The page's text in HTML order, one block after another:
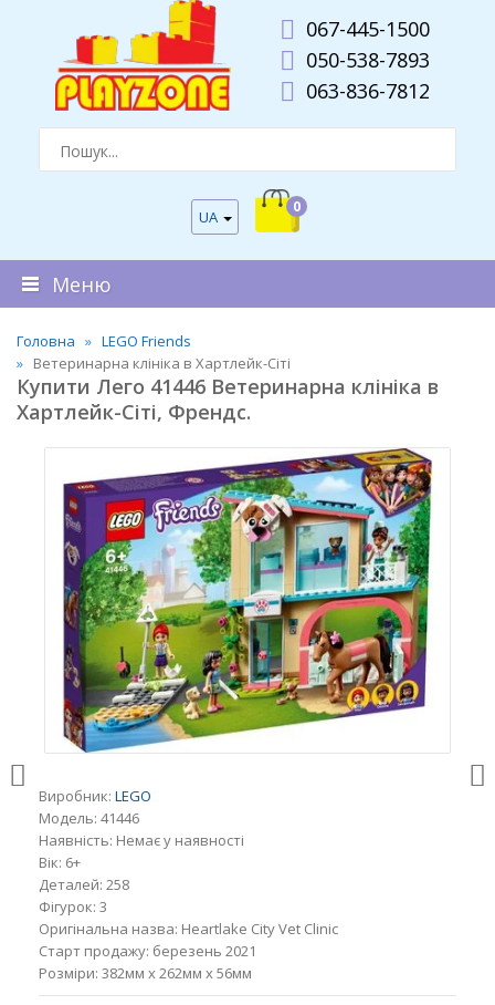
067-445-1500
050-538-7893
063-836-7812
UA
0
Меню
Головна
LEGO Friends
Ветеринарна клініка в Хартлейк-Сіті
Купити Лего 41446 Ветеринарна клініка в
Хартлейк-Сіті, Френдс.
Виробник: LEGO
Модель: 41446
Наявність: Немає у наявності
Вік: 6+
Деталей: 258
Фігурок: 3
Оригінальна назва: Heartlake City Vet Clinic
Старт продажу: березень 2021
Розміри: 382мм x 262мм x 56мм